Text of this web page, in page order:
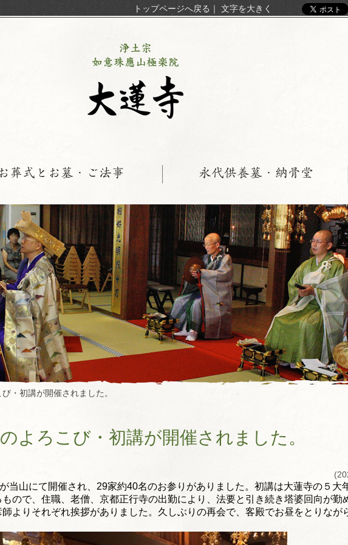
トップページへ戻る ｜ 文字を大きく
葬式とお墓・ご法事 永代供養墓・納骨堂
・初講が開催されました。
よろこび・初講が開催されました。
当山にて開催され、 29家約40名のお参りがありました。 初講は大蓮寺の５大
ので、住職、老僧、 京都正行寺の出勤により、 法要と引き続き塔婆回向が勤
よりそれぞれ挨拶がありました。 久しぶりの再会で、 客殿でお昼をとりなが